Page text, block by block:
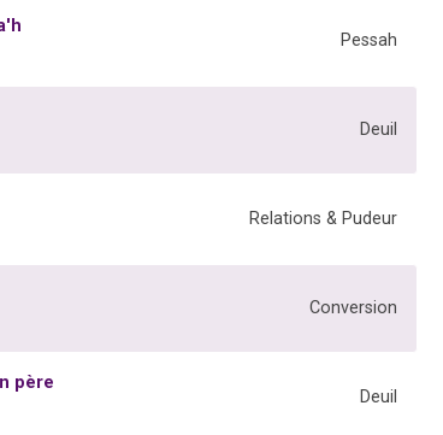
Pessah
Deuil
Relations & Pudeur
Conversion
père
Deuil